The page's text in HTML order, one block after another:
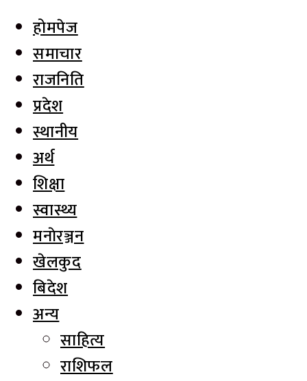
होमपेज
समाचार
राजनिति
प्रदेश
स्थानीय
अर्थ
शिक्षा
स्वास्थ्य
मनाेरञ्जन
खेलकुद
बिदेश
अन्य
साहित्य
राशिफल